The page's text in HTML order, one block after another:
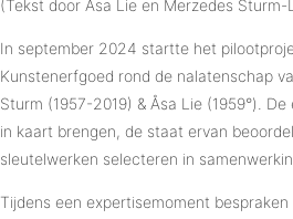
(Tekst door Åsa Lie en Merzedes Sturm-
In september 2024 startte het
Kunstenerfgoed rond de nalatenschap
Sturm (1957-2019) & Åsa Lie (1959°).
in kaart brengen, de staat ervan
sleutelwerken selecteren in
Tijdens een expertisemoment bespraken